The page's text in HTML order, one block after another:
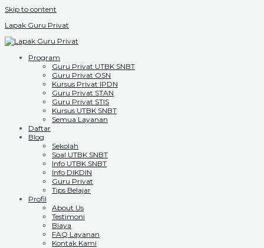
Skip to content
Lapak Guru Privat
Program
Guru Privat UTBK SNBT
Guru Privat OSN
Kursus Privat IPDN
Guru Privat STAN
Guru Privat STIS
Kursus UTBK SNBT
Semua Layanan
Daftar
Blog
Sekolah
Soal UTBK SNBT
Info UTBK SNBT
Info DIKDIN
Guru Privat
Tips Belajar
Profil
About Us
Testimoni
Biaya
FAQ Layanan
Kontak Kami